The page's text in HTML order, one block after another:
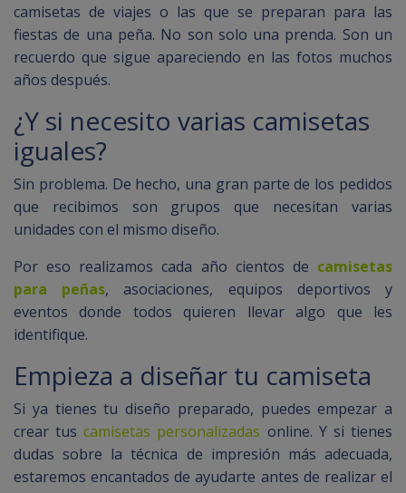
camisetas de viajes o las que se preparan para las
fiestas de una peña. No son solo una prenda. Son un
recuerdo que sigue apareciendo en las fotos muchos
años después.
¿Y si necesito varias camisetas
iguales?
Sin problema. De hecho, una gran parte de los pedidos
que recibimos son grupos que necesitan varias
unidades con el mismo diseño.
Por eso realizamos cada año cientos de camisetas
para peñas, asociaciones, equipos deportivos y
eventos donde todos quieren llevar algo que les
identifique.
Empieza a diseñar tu camiseta
Si ya tienes tu diseño preparado, puedes empezar a
crear tuscamisetas personalizadas online. Y si tienes
dudas sobre la técnica de impresión más adecuada,
estaremos encantados de ayudarte antes de realizar el